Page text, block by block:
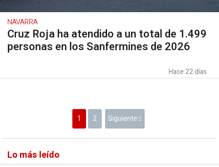
NAVARRA
Cruz Roja ha atendido a un total de 1.499
personas en los Sanfermines de 2026
Hace 22 días
1 2 Siguiente
Lo más leído